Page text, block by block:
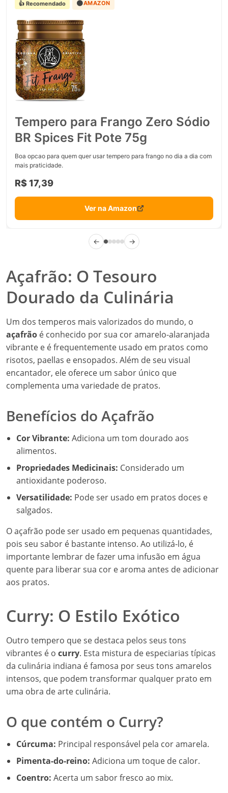
👍 Recomendado 🟠AMAZON
Tempero para Frango Zero Sódio
BR Spices Fit Pote 75g
Boa opcao para quem quer usar tempero para frango no dia a dia com
mais praticidade.
R$ 17,39
Ver na Amazon
← →
Açafrão: O Tesouro
Dourado da Culinária
Um dos temperos mais valorizados do mundo, o
açafrão é conhecido por sua cor amarelo-alaranjada
vibrante e é frequentemente usado em pratos como
risotos, paellas e ensopados. Além de seu visual
encantador, ele oferece um sabor único que
complementa uma variedade de pratos.
Benefícios do Açafrão
Cor Vibrante: Adiciona um tom dourado aos
alimentos.
Propriedades Medicinais: Considerado um
antioxidante poderoso.
Versatilidade: Pode ser usado em pratos doces e
salgados.
O açafrão pode ser usado em pequenas quantidades,
pois seu sabor é bastante intenso. Ao utilizá-lo, é
importante lembrar de fazer uma infusão em água
quente para liberar sua cor e aroma antes de adicionar
aos pratos.
Curry: O Estilo Exótico
Outro tempero que se destaca pelos seus tons
vibrantes é o curry. Esta mistura de especiarias típicas
da culinária indiana é famosa por seus tons amarelos
intensos, que podem transformar qualquer prato em
uma obra de arte culinária.
O que contém o Curry?
Cúrcuma: Principal responsável pela cor amarela.
Pimenta-do-reino: Adiciona um toque de calor.
Coentro: Acerta um sabor fresco ao mix.